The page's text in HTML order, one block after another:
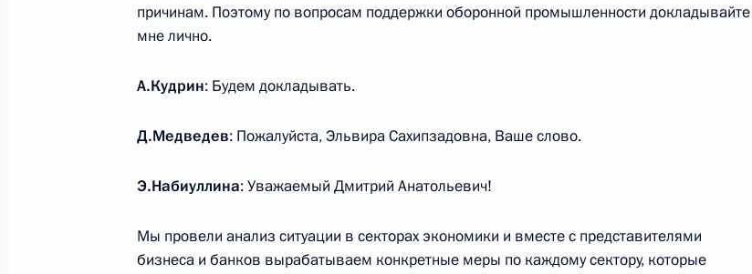
Стенографический отчёт о заседании Совета по науке,
15 октября 2008 года, 15:45 Москва, Кремль
технологиям и образованию
15 октября 2008 года, 15:40
причинам. Поэтому по вопросам поддержки оборонной промышленности докладывайте
мне лично.
А.Кудрин: Будем докладывать.
Д.Медведев: Пожалуйста, Эльвира Сахипзадовна, Ваше слово.
Э.Набиуллина: Уважаемый Дмитрий Анатольевич!
Мы провели анализ ситуации в секторах экономики и вместе с представителями
бизнеса и банков вырабатываем конкретные меры по каждому сектору, которые